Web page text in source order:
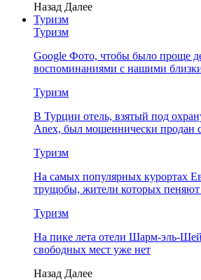
Назад Далее
Туризм
Туризм
Google Фото, чтобы было проще
воспоминаниями с нашими
Туризм
В Турции отель, взятый под
Anex, был мошеннически продан
Туризм
На самых популярных курортах
трущобы, жители которых
Туризм
На пике лета отели Шарм-эль-
свободных мест уже нет
Назад Далее